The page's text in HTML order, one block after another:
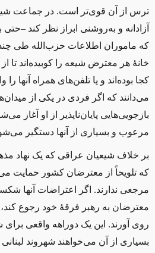
ترس از آن قوی‌تر است. در جماعت
آزادانه و به‌روشنی ابراز نظر کند
‌که ماموران اطلاعات حزب‌الله طی
خانهٔ هر معترض شیعه را کوبیده‌اند تا
کجا بوده‌اند و یا تلفن‌های همراه آنها را
می‌دانند که اگر فردی در یکی از
بازجویی‌هایی ‌پایان‌ناپذیر از او آغاز
مرعوب و بسیاری از آنها دستگیر
بر خلاف شیعیان عراقی که یک نهاد
که تلویحاً از معترضان کشور حمایت
مرجعی ندارند. اگر اعتراضات آنها
معترضان به رهبر فرقه‌ٔ خود رجوع ‌کند،
روی آورند. این یک دوراهه واقعی برای
بسیاری از آن می‌خواهند شهروند لبنانی